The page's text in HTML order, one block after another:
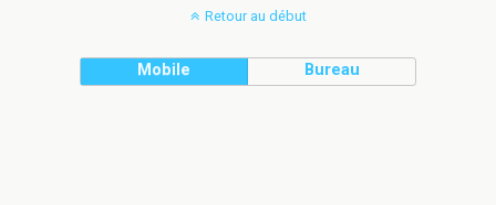
Retour au début
Mobile Bureau